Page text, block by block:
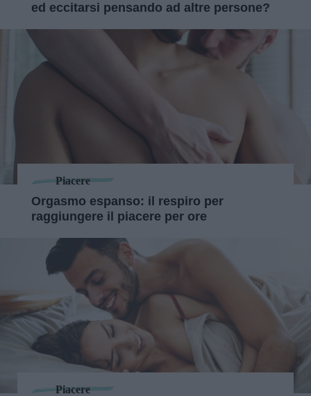
ed eccitarsi pensando ad altre persone?
Piacere
Orgasmo espanso: il respiro per
raggiungere il piacere per ore
Piacere